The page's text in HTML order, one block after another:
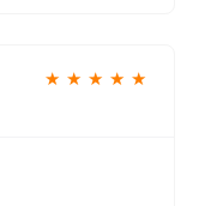
★ ★ ★ ★ ★